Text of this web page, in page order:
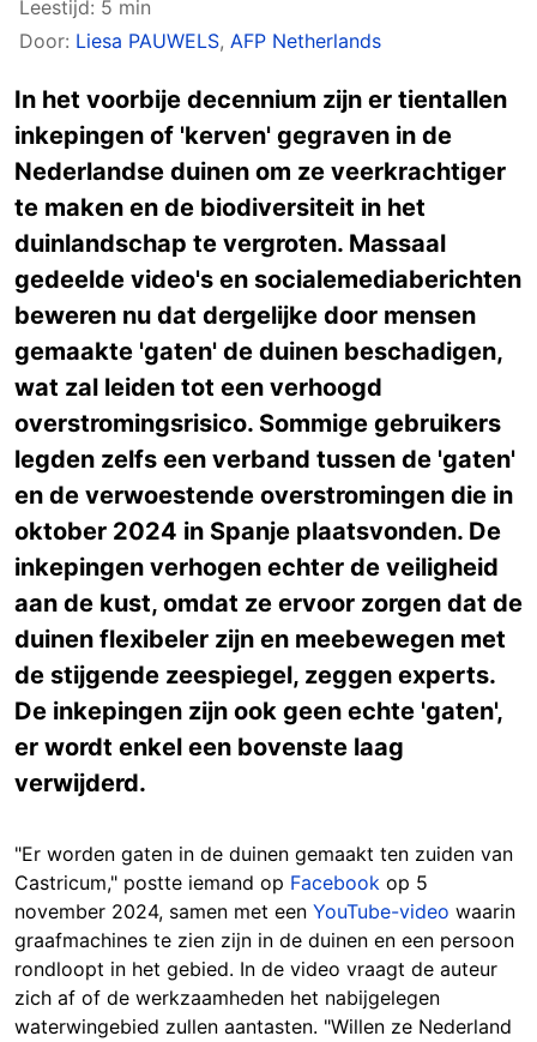
Leestijd: 5 min
Door: Liesa PAUWELS, AFP Netherlands
In het voorbije decennium zijn er tientallen
inkepingen of 'kerven' gegraven in de
Nederlandse duinen om ze veerkrachtiger
te maken en de biodiversiteit in het
duinlandschap te vergroten. Massaal
gedeelde video's en socialemediaberichten
beweren nu dat dergelijke door mensen
gemaakte 'gaten' de duinen beschadigen,
wat zal leiden tot een verhoogd
overstromingsrisico. Sommige gebruikers
legden zelfs een verband tussen de 'gaten'
en de verwoestende overstromingen die in
oktober 2024 in Spanje plaatsvonden. De
inkepingen verhogen echter de veiligheid
aan de kust, omdat ze ervoor zorgen dat de
duinen flexibeler zijn en meebewegen met
de stijgende zeespiegel, zeggen experts.
De inkepingen zijn ook geen echte 'gaten',
er wordt enkel een bovenste laag
verwijderd.
"Er worden gaten in de duinen gemaakt ten zuiden van
Castricum," postte iemand op Facebook op 5
november 2024, samen met een YouTube-video waarin
graafmachines te zien zijn in de duinen en een persoon
rondloopt in het gebied. In de video vraagt de auteur
zich af of de werkzaamheden het nabijgelegen
waterwingebied zullen aantasten. "Willen ze Nederland